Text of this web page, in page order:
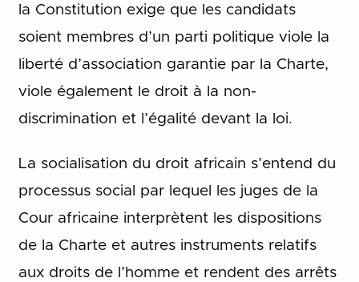
la Constitution exige que les candidats
soient membres d’un parti politique viole la
liberté d’association garantie par la Charte,
viole également le droit à la non-
discrimination et l’égalité devant la loi.
La socialisation du droit africain s’entend du
processus social par lequel les juges de la
Cour africaine interprètent les dispositions
de la Charte et autres instruments relatifs
aux droits de l’homme et rendent des arrêts